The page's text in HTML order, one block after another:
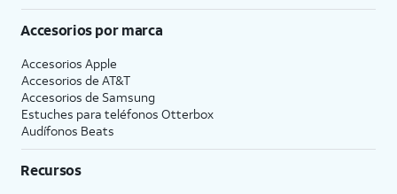
Accesorios por marca
Accesorios Apple
Accesorios de AT&T
Accesorios de Samsung
Estuches para teléfonos Otterbox
Audífonos Beats
Recursos